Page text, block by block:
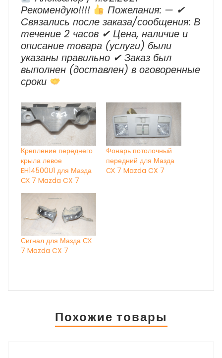
Рекомендую!!!!
Пожелания: — ✔
Cвязались после заказа/сообщения: В
течение 2 часов ✔ Цена, наличие и
описание товара (услуги) были
указаны правильно ✔ Заказ был
выполнен (доставлен) в оговоренные
сроки
Крепление переднего
крыла левое
EH14500U1 для Мазда
СХ 7 Mazda CX 7
Фонарь потолочный
передний для Мазда
СХ 7 Mazda CX 7
Сигнал для Мазда СХ
7 Mazda CX 7
Похожие товары